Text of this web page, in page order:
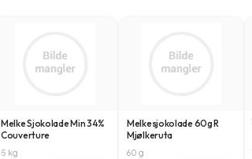
Melke Sjokolade Min 34%
Couverture
5 kg
Melkesjokolade 60g R
Mjølkeruta
60 g